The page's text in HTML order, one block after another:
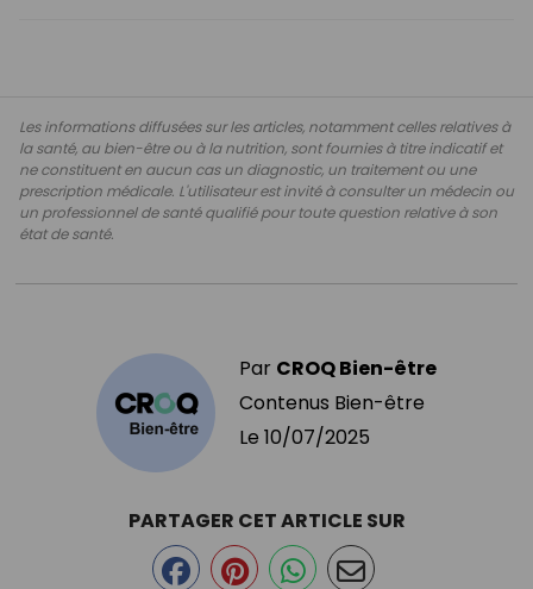
Les informations diffusées sur les articles, notamment celles relatives à
la santé, au bien-être ou à la nutrition, sont fournies à titre indicatif et
ne constituent en aucun cas un diagnostic, un traitement ou une
prescription médicale. L'utilisateur est invité à consulter un médecin ou
un professionnel de santé qualifié pour toute question relative à son
état de santé.
Par CROQ Bien-être
Contenus Bien-être
Le 10/07/2025
PARTAGER CET ARTICLE SUR